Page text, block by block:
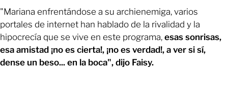
"Mariana enfrentándose a su archienemiga, varios
portales de internet han hablado de la rivalidad y la
hipocrecía que se vive en este programa, esas sonrisas,
esa amistad ¡no es cierta!, ¡no es verdad!, a ver si sí,
dense un beso... en la boca", dijo Faisy.